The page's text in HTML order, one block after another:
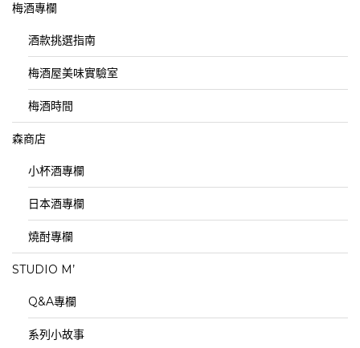
梅酒專欄
酒款挑選指南
梅酒屋美味實驗室
梅酒時間
森商店
小杯酒專欄
日本酒專欄
燒酎專欄
STUDIO M’
Q&A專欄
系列小故事